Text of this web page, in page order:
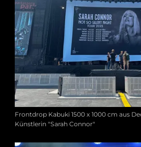
Frontdrop Kabuki 1500 x 1000 cm aus
Künstlerin "Sarah Connor"